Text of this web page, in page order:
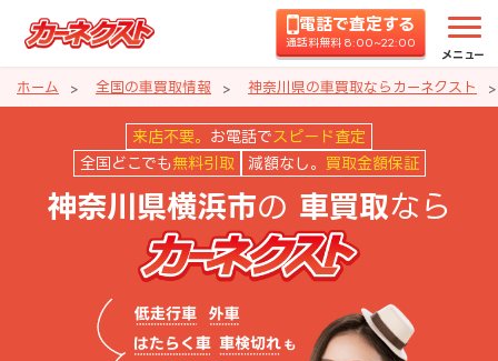
電話で査定する
通話料無料 8:00~22:00
メニュー
ホーム 全国の車買取情報 神奈川県の車買取ならカーネクスト
神奈川県横浜市の車買取ならカ
来店不要。 お電話で スピード査定
全国どこでも 無料引取 減額なし。 買取金額保証
神奈川県横浜市の 車買取なら